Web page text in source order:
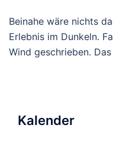
Beinahe wäre nichts
Erlebnis im Dunkeln.
Wind geschrieben.
Kalender